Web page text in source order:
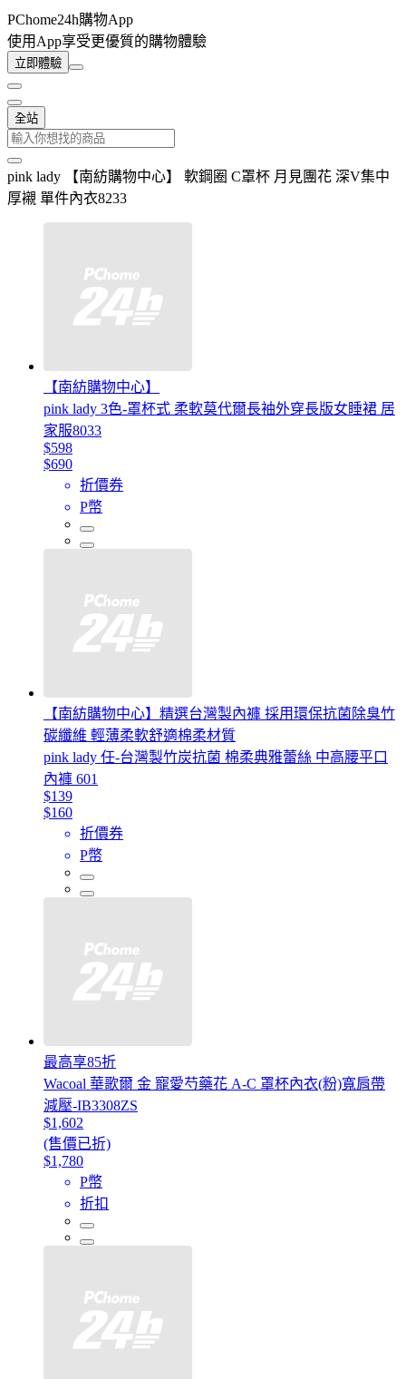
PChome24h購物App
使用App享受更優質的購物體驗
立即體驗
全站
pink lady 【南紡購物中心】 軟鋼圈 C罩杯 月見團花 深V集中
厚襯 單件內衣8233
【南紡購物中心】
pink lady 3色-罩杯式 柔軟莫代爾長袖外穿長版女睡裙 居
家服8033
$598
$690
折價券
P幣
【南紡購物中心】精選台灣製內褲 採用環保抗菌除臭竹
碳纖維 輕薄柔軟舒適棉柔材質
pink lady 任-台灣製竹炭抗菌 棉柔典雅蕾絲 中高腰平口
內褲 601
$139
$160
折價券
P幣
最高享85折
Wacoal 華歌爾 金 寵愛芍藥花 A-C 罩杯內衣(粉)寬肩帶
減壓-IB3308ZS
$1,602
(售價已折)
$1,780
P幣
折扣